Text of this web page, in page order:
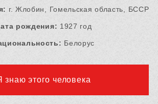
г. Жлобин, Гомельская область, БССР
рождения: 1927 год
Белорус
знаю этого человека